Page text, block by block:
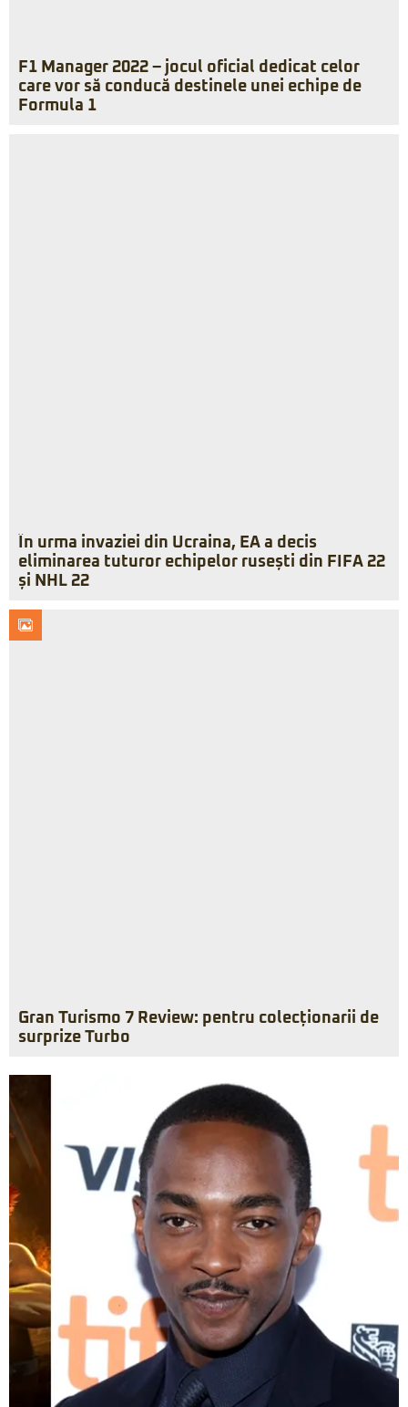
F1 Manager 2022 – jocul oficial dedicat celor
care vor să conducă destinele unei echipe de
Formula 1
În urma invaziei din Ucraina, EA a decis
eliminarea tuturor echipelor rusești din FIFA 22
și NHL 22
Gran Turismo 7 Review: pentru colecționarii de
surprize Turbo